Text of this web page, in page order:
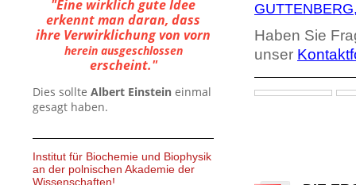
"Eine wirklich gute Idee
erkennt man daran, dass
ihre Verwirklichung von vorn
herein ausgeschlossen
erscheint."
Dies sollte Albert Einstein einmal
gesagt haben.
Institut für Biochemie und Biophysik
an der polnischen Akademie der
Wissenschaften!
Haben Sie
unser